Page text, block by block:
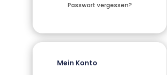
Passwort vergessen?
Mein Konto